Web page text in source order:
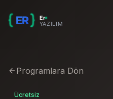
Programlara Dön
Ücretsiz